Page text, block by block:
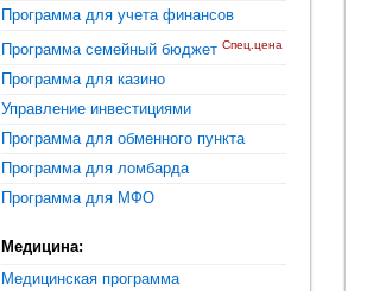
Программа для учета финансов
Программа семейный бюджет Спец.цена
Программа для казино
Управление инвестициями
Программа для обменного пункта
Программа для ломбарда
Программа для МФО
Медицина:
Медицинская программа